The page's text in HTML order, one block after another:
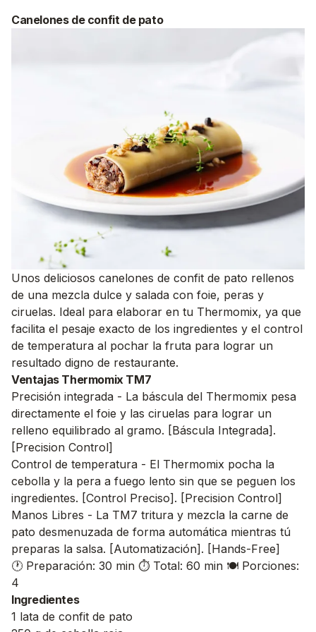
Canelones de confit de pato
Unos deliciosos canelones de confit de pato rellenos
de una mezcla dulce y salada con foie, peras y
ciruelas. Ideal para elaborar en tu Thermomix, ya que
facilita el pesaje exacto de los ingredientes y el control
de temperatura al pochar la fruta para lograr un
resultado digno de restaurante.
Ventajas Thermomix TM7
Precisión integrada - La báscula del Thermomix pesa
directamente el foie y las ciruelas para lograr un
relleno equilibrado al gramo. [Báscula Integrada].
[Precision Control]
Control de temperatura - El Thermomix pocha la
cebolla y la pera a fuego lento sin que se peguen los
ingredientes. [Control Preciso]. [Precision Control]
Manos Libres - La TM7 tritura y mezcla la carne de
pato desmenuzada de forma automática mientras tú
preparas la salsa. [Automatización]. [Hands-Free]
🕐 Preparación: 30 min ⏱️ Total: 60 min 🍽️ Porciones:
4
Ingredientes
1 lata de confit de pato